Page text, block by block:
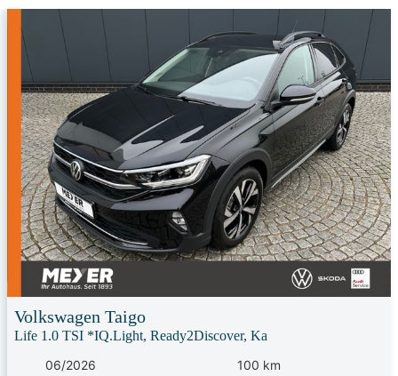
Volkswagen Taigo
Life 1.0 TSI *IQ.Light, Ready2Discover, Ka
06/2026
100 km